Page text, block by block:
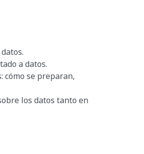
a datos.
se preparan,
los datos tanto en